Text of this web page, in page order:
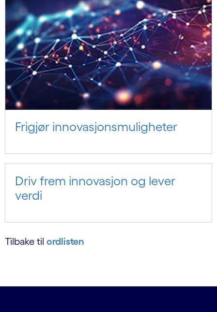
Frigjør innovasjonsmuligheter
Driv frem innovasjon og lever
verdi
Tilbake til ordlisten